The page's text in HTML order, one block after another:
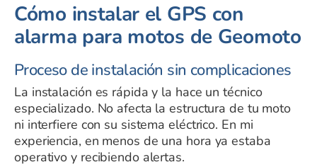
Cómo instalar el GPS con
alarma para motos de Geomoto
Proceso de instalación sin complicaciones
La instalación es rápida y la hace un técnico
especializado. No afecta la estructura de tu moto
ni interfiere con su sistema eléctrico. En mi
experiencia, en menos de una hora ya estaba
operativo y recibiendo alertas.